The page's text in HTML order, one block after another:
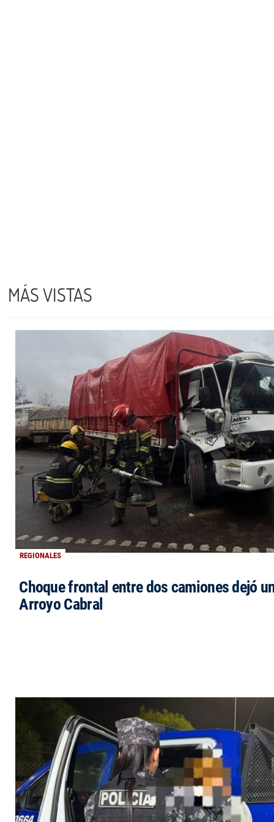
MÁS VISTAS
REGIONALES
Choque frontal entre dos camiones dejó
Arroyo Cabral